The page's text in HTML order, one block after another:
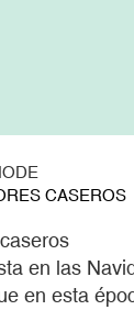
CASEROS
en las
en esta